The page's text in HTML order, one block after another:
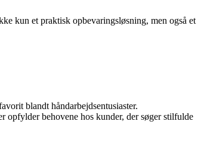
kun et praktisk opbevaringsløsning, men også et
blandt håndarbejdsentusiaster.
behovene hos kunder, der søger stilfulde